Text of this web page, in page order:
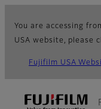
You are accessing
USA website, please
Fujifilm USA